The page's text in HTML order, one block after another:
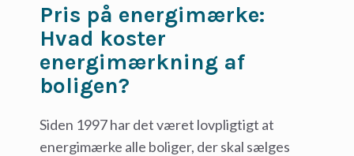
Pris på energimærke:
Hvad koster
energimærkning af
boligen?
Siden 1997 har det været lovpligtigt at
energimærke alle boliger, der skal sælges